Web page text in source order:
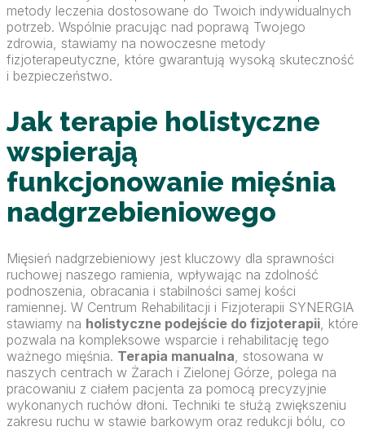
metody leczenia dostosowane do Twoich indywidualnych
potrzeb. Wspólnie pracując nad poprawą Twojego
zdrowia, stawiamy na nowoczesne metody
fizjoterapeutyczne, które gwarantują wysoką skuteczność
i bezpieczeństwo.
Jak terapie holistyczne
wspierają
funkcjonowanie mięśnia
nadgrzebieniowego
Mięsień nadgrzebieniowy jest kluczowy dla sprawności
ruchowej naszego ramienia, wpływając na zdolność
podnoszenia, obracania i stabilności samej kości
ramiennej. W Centrum Rehabilitacji i Fizjoterapii SYNERGIA
stawiamy na holistyczne podejście do fizjoterapii, które
pozwala na kompleksowe wsparcie i rehabilitację tego
ważnego mięśnia. Terapia manualna, stosowana w
naszych centrach w Żarach i Zielonej Górze, polega na
pracowaniu z ciałem pacjenta za pomocą precyzyjnie
wykonanych ruchów dłoni. Techniki te służą zwiększeniu
zakresu ruchu w stawie barkowym oraz redukcji bólu, co